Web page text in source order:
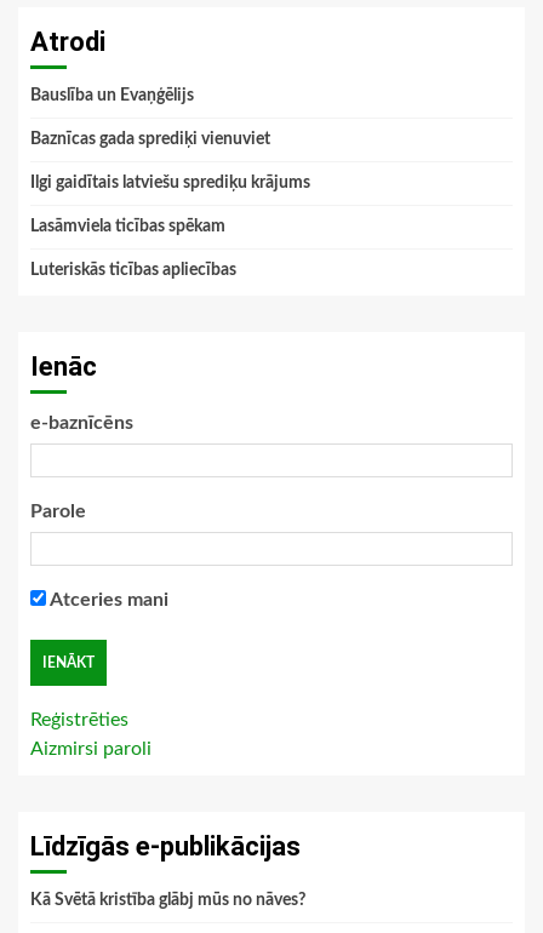
Atrodi
Bauslība un Evaņģēlijs
Baznīcas gada sprediķi vienuviet
Ilgi gaidītais latviešu sprediķu krājums
Lasāmviela ticības spēkam
Luteriskās ticības apliecības
Ienāc
e-baznīcēns
Parole
Atceries mani
Reģistrēties
Aizmirsi paroli
Līdzīgās e-publikācijas
Kā Svētā kristība glābj mūs no nāves?